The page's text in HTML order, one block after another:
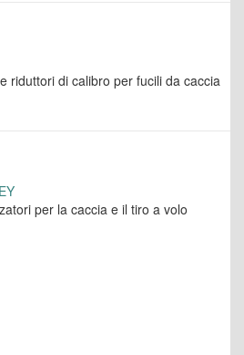
riduttori di calibro per fucili da caccia
per la caccia e il tiro a volo